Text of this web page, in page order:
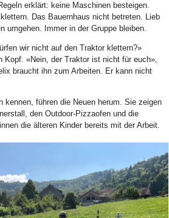
erklärt: keine Maschinen besteigen.
Das Bauernhaus nicht betreten. Lieb
umgehen. Immer in der Gruppe bleiben.
wir nicht auf den Traktor klettern?»
Kopf. «Nein, der Traktor ist nicht für euch»,
braucht ihn zum Arbeiten. Er kann nicht
kennen, führen die Neuen herum. Sie zeigen
den Outdoor-Pizzaofen und die
die älteren Kinder bereits mit der Arbeit.